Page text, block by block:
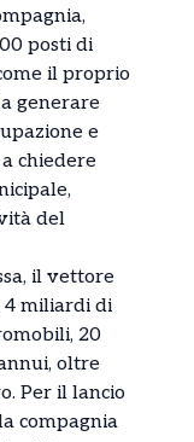
posti di
il proprio
generare
e
chiedere
del
il vettore
4 miliardi di
20
oltre
Per il lancio
compagnia